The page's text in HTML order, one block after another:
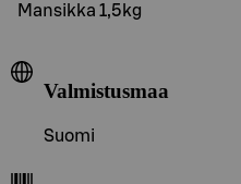
Mansikka 1,5kg
Valmistusmaa
Suomi